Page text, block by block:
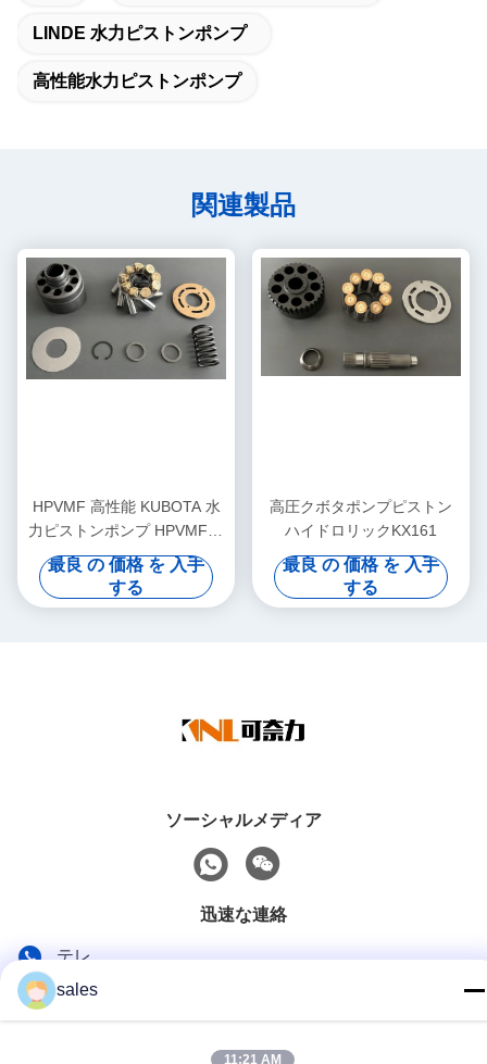
LINDE 水力ピストンポンプ
高性能水力ピストンポンプ
関連製品
HPVMF 高性能 KUBOTA 水
力ピストンポンプ HPVMF16
HPVMF23 HPVMF32 エンジ
ンスペアパーツ
最良 の 価格 を 入手
する
高圧クボタポンプピストン
ハイドロリックKX161
最良 の 価格 を 入手
する
ソーシャルメディア
迅速な連絡
テレ
86-139-01536676
sales
11:21 AM